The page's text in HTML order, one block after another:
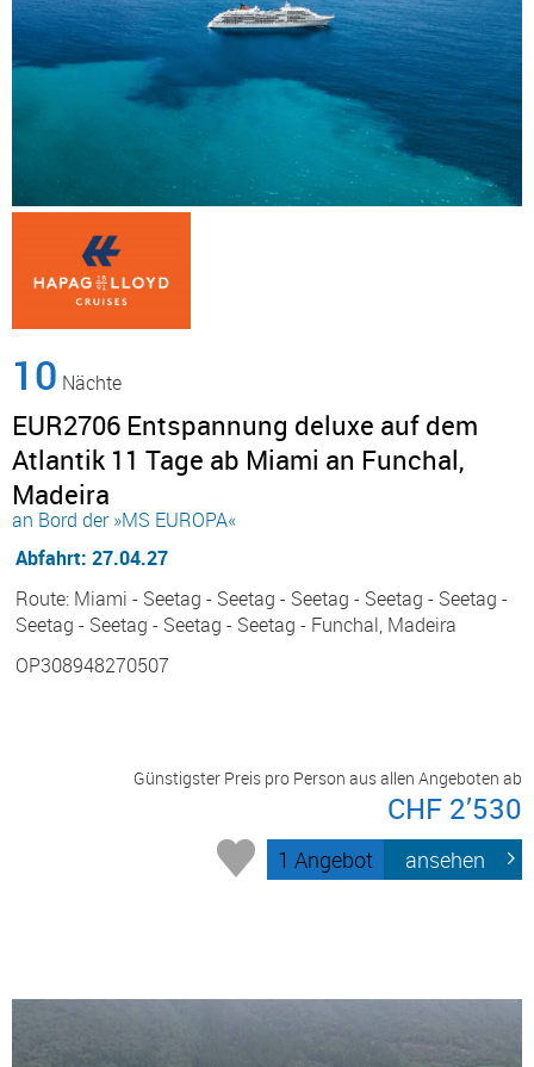
10 Nächte
EUR2706 Entspannung deluxe auf dem
Atlantik 11 Tage ab Miami an Funchal,
Madeira
an Bord der »MS EUROPA«
Abfahrt: 27.04.27
Route: Miami - Seetag - Seetag - Seetag - Seetag - Seetag -
Seetag - Seetag - Seetag - Seetag - Funchal, Madeira
OP308948270507
Günstigster Preis pro Person aus allen Angeboten ab
CHF 2’530
1 Angebot ansehen